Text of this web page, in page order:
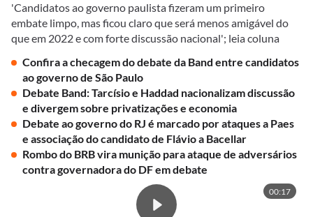
'Candidatos ao governo paulista fizeram um primeiro
embate limpo, mas ficou claro que será menos amigável do
que em 2022 e com forte discussão nacional'; leia coluna
Confira a checagem do debate da Band entre candidatos
ao governo de São Paulo
Debate Band: Tarcísio e Haddad nacionalizam discussão
e divergem sobre privatizações e economia
Debate ao governo do RJ é marcado por ataques a Paes
e associação do candidato de Flávio a Bacellar
Rombo do BRB vira munição para ataque de adversários
contra governadora do DF em debate
00:17